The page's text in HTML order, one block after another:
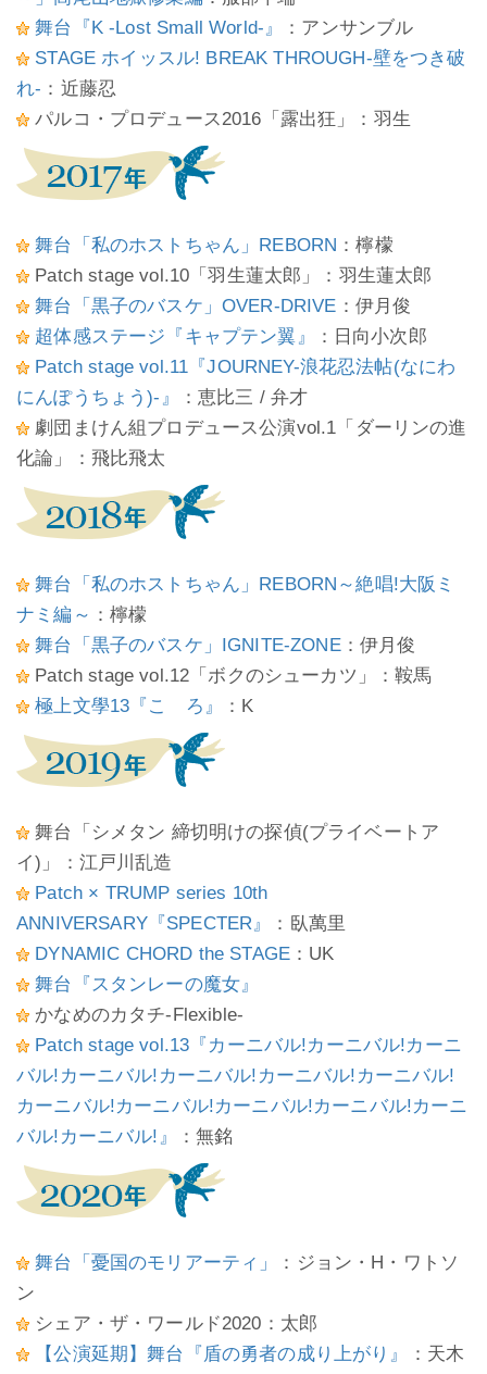
舞台『K -Lost Small World-』
：アンサンブル
STAGE ホイッスル! BREAK THROUGH-壁をつき破
れ- ：近藤忍
パルコ・プロデュース2016「露出狂」：羽生
舞台「私のホストちゃん」REBORN ：檸檬
Patch stage vol.10「羽生蓮太郎」：羽生蓮太郎
舞台「黒子のバスケ」OVER-DRIVE ：伊月俊
超体感ステージ『キャプテン翼』
：日向小次郎
Patch stage vol.11『JOURNEY-浪花忍法帖(なにわ
にんぽうちょう)-』
：恵比三 / 弁才
劇団まけん組プロデュース公演vol.1「ダーリンの進
化論」：飛比飛太
舞台「私のホストちゃん」REBORN～絶唱!大阪ミ
ナミ編～ ：檸檬
舞台「黒子のバスケ」IGNITE-ZONE：伊月俊
Patch stage vol.12「ボクのシューカツ」：鞍馬
極上文學13『こゝろ』
：K
舞台「シメタン 締切明けの探偵(プライベートア
イ)」：江戸川乱造
Patch × TRUMP series 10th
ANNIVERSARY『SPECTER』
：臥萬里
DYNAMIC CHORD the STAGE ：UK
舞台『スタンレーの魔女』
かなめのカタチ-Flexible-
Patch stage vol.13『カーニバル!カーニバル!カーニ
バル!カーニバル!カーニバル!カーニバル!カーニバル!
カーニバル!カーニバル!カーニバル!カーニバル!カーニ
バル!カーニバル!』
：無銘
舞台「憂国のモリアーティ」
：ジョン・H・ワトソ
ン
シェア・ザ・ワールド2020：太郎
【公演延期】舞台『盾の勇者の成り上がり』
：天木